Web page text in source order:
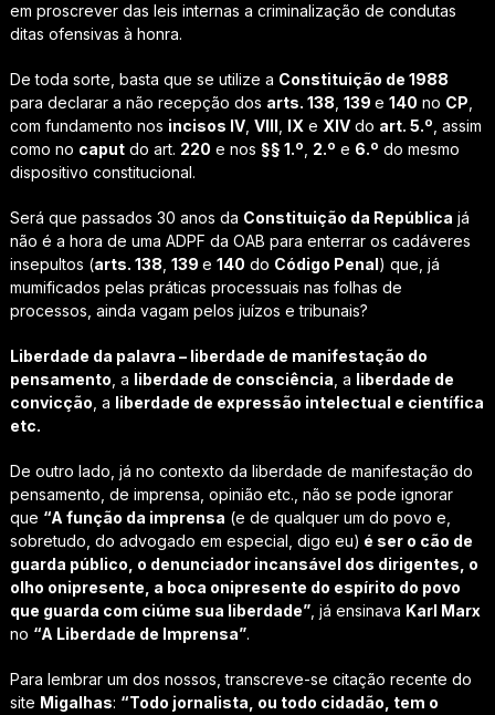
em proscrever das leis internas a criminalização de condutas
ditas ofensivas à honra.
De toda sorte, basta que se utilize a Constituição de 1988
para declarar a não recepção dos arts. 138 139 e 140 no CP
com fundamento nos incisos IV, VIII IX e XIVdo art. 5.º , assim
como no caputdo art. 220 e nos §§ 1.º 2.º e 6.º do mesmo
dispositivo constitucional.
Será que passados 30 anos da Constituição da República já
não é a hora de uma ADPF da OAB para enterrar os cadáveres
insepultos (arts. 138 139 e 140 do Código Penal) que, já
mumificados pelas práticas processuais nas folhas de
processos, ainda vagam pelos juízos e tribunais?
Liberdade da palavra – liberdade de manifestação do
pensamento , a liberdade de consciência , a liberdade de
convicção , a liberdade de expressão intelectual e científica
etc.
De outro lado, já no contexto da liberdade de manifestação do
pensamento, de imprensa, opinião etc., não se pode ignorar
que “A função da imprensa (e de qualquer um do povo e,
sobretudo, do advogado em especial, digo eu) é ser o cão de
guarda público, o denunciador incansável dos dirigentes, o
olho onipresente, a boca onipresente do espírito do povo
que guarda com ciúme sua liberdade”, já ensinava Karl Marx
no “A Liberdade de Imprensa”.
Para lembrar um dos nossos, transcreve-se citação recente do
site Migalhas: “Todo jornalista, ou todo cidadão, tem o